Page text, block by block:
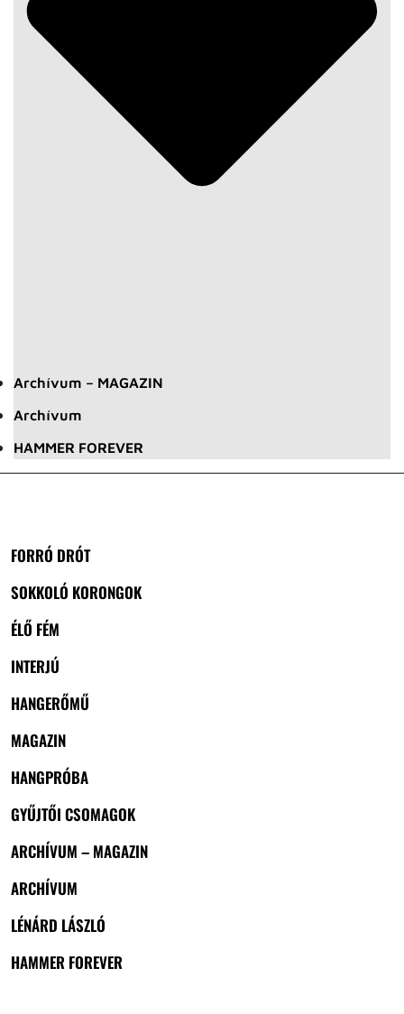
Archívum – MAGAZIN
Archívum
HAMMER FOREVER
FORRÓ DRÓT
SOKKOLÓ KORONGOK
ÉLŐ FÉM
INTERJÚ
HANGERŐMŰ
MAGAZIN
HANGPRÓBA
GYŰJTŐI CSOMAGOK
ARCHÍVUM – MAGAZIN
ARCHÍVUM
LÉNÁRD LÁSZLÓ
HAMMER FOREVER